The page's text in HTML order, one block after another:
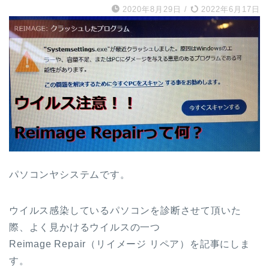
2020年8月29日 / 2022年6月17日
パソコンヤシステムです。
ウイルス感染しているパソコンを診断させて頂いた
際、よく見かけるウイルスの一つ
Reimage Repair（リイメージ リペア）を記事にしま
す。